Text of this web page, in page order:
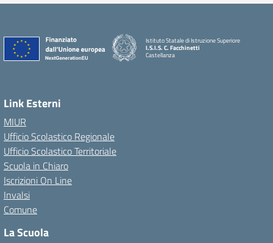
Istituto Statale di Istruzione Superiore
I.S.I.S. C. Facchinetti
Castellanza
Link Esterni
MIUR
Ufficio Scolastico Regionale
Ufficio Scolastico Territoriale
Scuola in Chiaro
Iscrizioni On Line
Invalsi
Comune
La Scuola